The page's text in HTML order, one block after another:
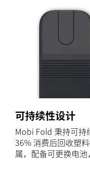
可持续性设计
Mobi Fold 秉持可
36% 消费后回收塑料
属，配备可更换电池